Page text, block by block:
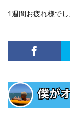
1週間お疲れ様でし